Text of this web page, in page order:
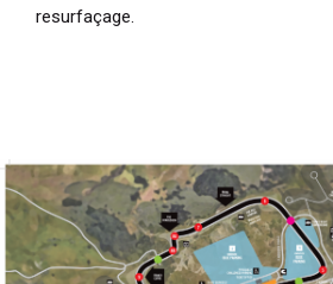
resurfaçage.